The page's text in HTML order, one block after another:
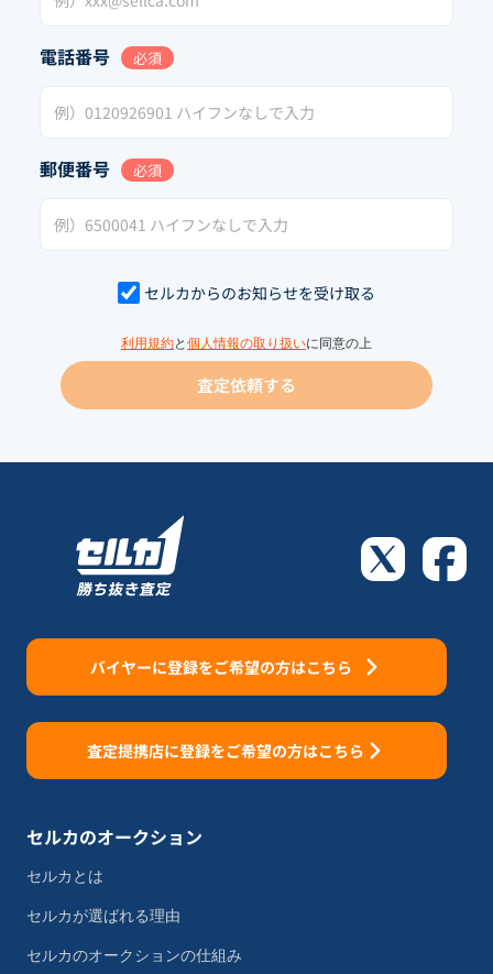
電話番号 必須
郵便番号 必須
セルカからのお知らせを受け取る
利用規約と 個人情報の取り扱いに同意の上
査定依頼する
バイヤーに登録をご希望の方はこちら
査定提携店に登録をご希望の方はこちら
セルカのオークション
セルカとは
セルカが選ばれる理由
セルカのオークションの仕組み